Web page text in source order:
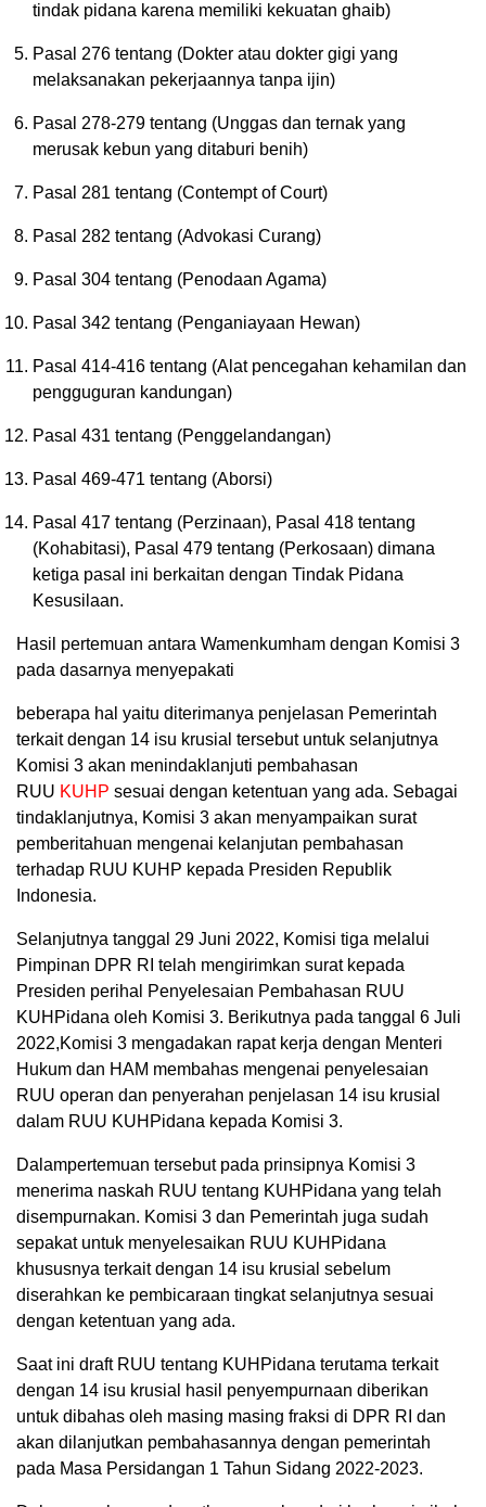
tindak pidana karena memiliki kekuatan ghaib)
Pasal 276 tentang (Dokter atau dokter gigi yang
melaksanakan pekerjaannya tanpa ijin)
Pasal 278-279 tentang (Unggas dan ternak yang
merusak kebun yang ditaburi benih)
Pasal 281 tentang (Contempt of Court)
Pasal 282 tentang (Advokasi Curang)
Pasal 304 tentang (Penodaan Agama)
Pasal 342 tentang (Penganiayaan Hewan)
Pasal 414-416 tentang (Alat pencegahan kehamilan dan
pengguguran kandungan)
Pasal 431 tentang (Penggelandangan)
Pasal 469-471 tentang (Aborsi)
Pasal 417 tentang (Perzinaan), Pasal 418 tentang
(Kohabitasi), Pasal 479 tentang (Perkosaan) dimana
ketiga pasal ini berkaitan dengan Tindak Pidana
Kesusilaan.
Hasil pertemuan antara Wamenkumham dengan Komisi 3
pada dasarnya menyepakati
beberapa hal yaitu diterimanya penjelasan Pemerintah
terkait dengan 14 isu krusial tersebut untuk selanjutnya
Komisi 3 akan menindaklanjuti pembahasan
RUU KUHP sesuai dengan ketentuan yang ada. Sebagai
tindaklanjutnya, Komisi 3 akan menyampaikan surat
pemberitahuan mengenai kelanjutan pembahasan
terhadap RUU KUHP kepada Presiden Republik
Indonesia.
Selanjutnya tanggal 29 Juni 2022, Komisi tiga melalui
Pimpinan DPR RI telah mengirimkan surat kepada
Presiden perihal Penyelesaian Pembahasan RUU
KUHPidana oleh Komisi 3. Berikutnya pada tanggal 6 Juli
2022,Komisi 3 mengadakan rapat kerja dengan Menteri
Hukum dan HAM membahas mengenai penyelesaian
RUU operan dan penyerahan penjelasan 14 isu krusial
dalam RUU KUHPidana kepada Komisi 3.
Dalampertemuan tersebut pada prinsipnya Komisi 3
menerima naskah RUU tentang KUHPidana yang telah
disempurnakan. Komisi 3 dan Pemerintah juga sudah
sepakat untuk menyelesaikan RUU KUHPidana
khususnya terkait dengan 14 isu krusial sebelum
diserahkan ke pembicaraan tingkat selanjutnya sesuai
dengan ketentuan yang ada.
Saat ini draft RUU tentang KUHPidana terutama terkait
dengan 14 isu krusial hasil penyempurnaan diberikan
untuk dibahas oleh masing masing fraksi di DPR RI dan
akan dilanjutkan pembahasannya dengan pemerintah
pada Masa Persidangan 1 Tahun Sidang 2022-2023.